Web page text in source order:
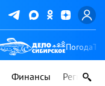
Погода
Финансы Регионы